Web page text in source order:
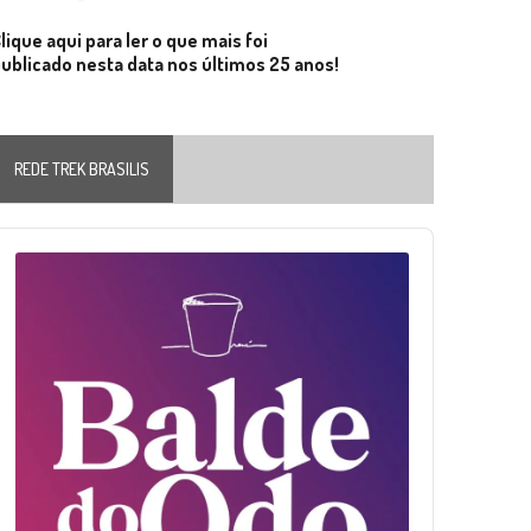
aqui para ler o que mais foi
nesta data nos últimos 25 anos!
REDE TREK BRASILIS
Player